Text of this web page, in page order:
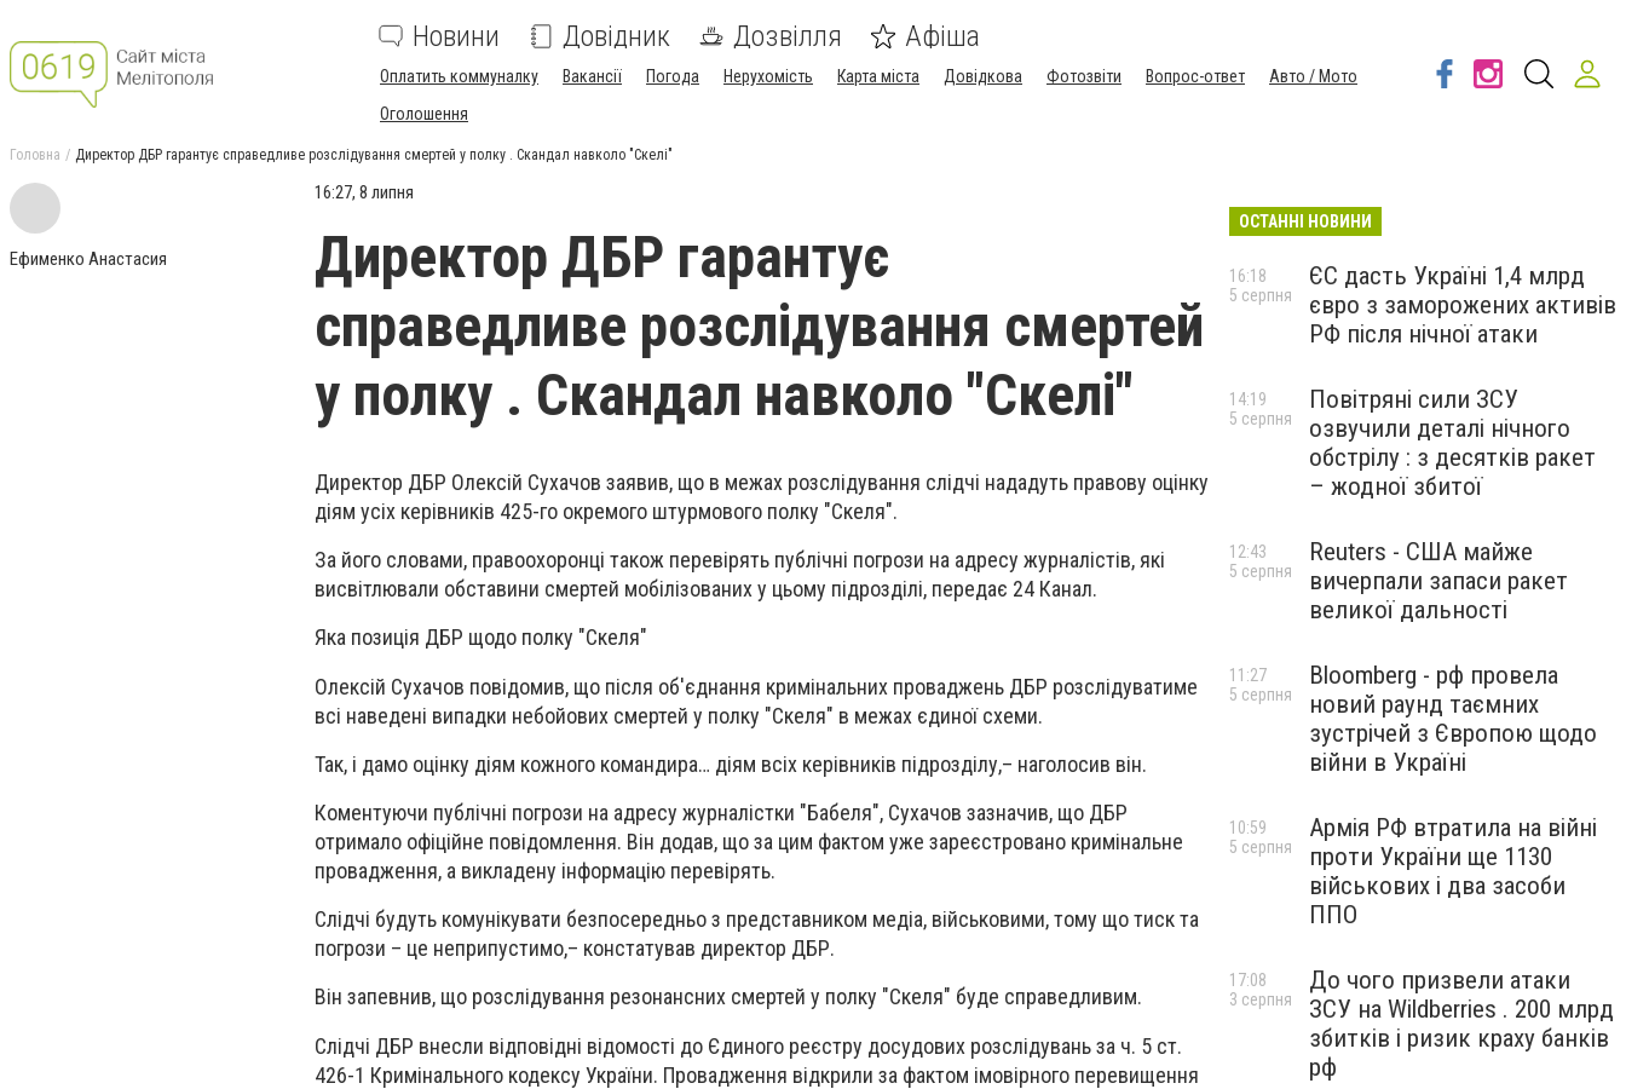
Новини Довідник Дозвілля Афіша
Оплатить коммуналку Вакансії Погода Нерухомість Карта міста Довідкова Фотозвіти Вопрос-ответ
Авто / Мото
Оголошення
Головна Директор ДБР гарантує справедливе розслідування смертей у полку . Скандал навколо "Скелі"
Ефименко Анастасия
16:27, 8 липня
Директор ДБР гарантує
справедливе розслідування смертей
у полку . Скандал навколо "Скелі"
Директор ДБР Олексій Сухачов заявив, що в межах розслідування слідчі нададуть правову оцінку
діям усіх керівників 425-го окремого штурмового полку "Скеля".
За його словами, правоохоронці також перевірять публічні погрози на адресу журналістів, які
висвітлювали обставини смертей мобілізованих у цьому підрозділі, передає 24 Канал.
Яка позиція ДБР щодо полку "Скеля"
Олексій Сухачов повідомив, що після об'єднання кримінальних проваджень ДБР розслідуватиме
всі наведені випадки небойових смертей у полку "Скеля" в межах єдиної схеми.
Так, і дамо оцінку діям кожного командира… діям всіх керівників підрозділу,– наголосив він.
Коментуючи публічні погрози на адресу журналістки "Бабеля", Сухачов зазначив, що ДБР
отримало офіційне повідомлення. Він додав, що за цим фактом уже зареєстровано кримінальне
провадження, а викладену інформацію перевірять.
Слідчі будуть комунікувати безпосередньо з представником медіа, військовими, тому що тиск та
погрози – це неприпустимо,– констатував директор ДБР.
Він запевнив, що розслідування резонансних смертей у полку "Скеля" буде справедливим.
Слідчі ДБР внесли відповідні відомості до Єдиного реєстру досудових розслідувань за ч. 5 ст.
426-1 Кримінального кодексу України. Провадження відкрили за фактом імовірного перевищення
ОСТАННІ НОВИНИ
ЄС дасть Україні 1,4 млрд
євро з заморожених активів
РФ після нічної атаки
16:18
5 серпня
Повітряні сили ЗСУ
озвучили деталі нічного
обстрілу : з десятків ракет
– жодної збитої
14:19
5 серпня
Reuters - США майже
вичерпали запаси ракет
великої дальності
12:43
5 серпня
Bloomberg - рф провела
новий раунд таємних
зустрічей з Європою щодо
війни в Україні
11:27
5 серпня
Армія РФ втратила на війні
проти України ще 1130
військових і два засоби
ППО
10:59
5 серпня
До чого призвели атаки
ЗСУ на Wildberries . 200 млрд
збитків і ризик краху банків
рф
17:08
3 серпня